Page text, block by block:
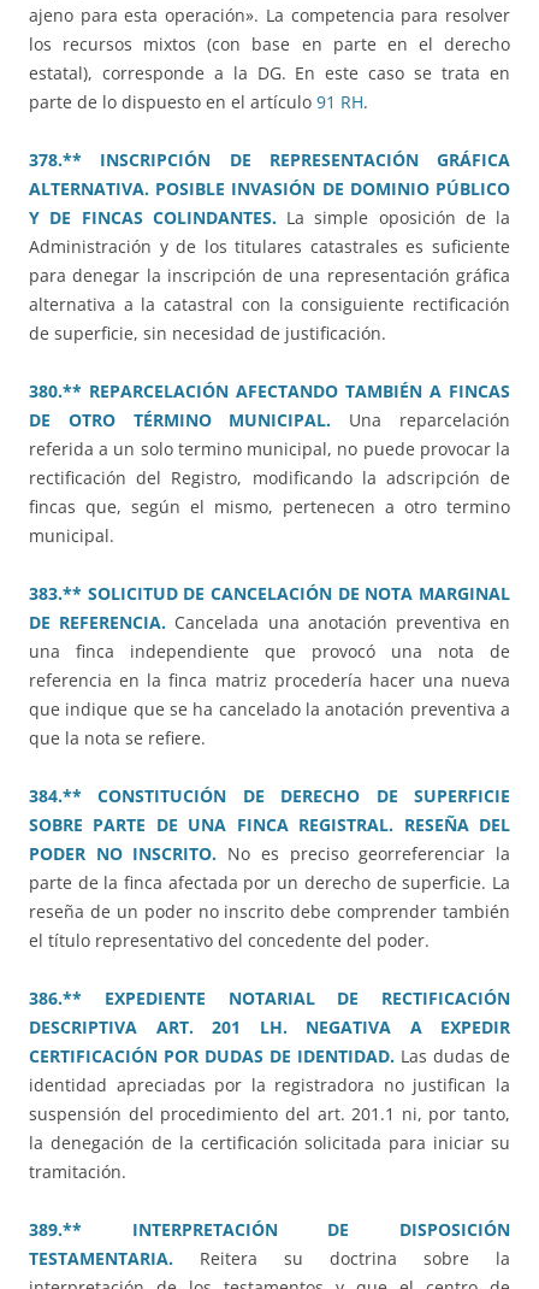
ajeno para esta operación». La competencia para resolver
los recursos mixtos (con base en parte en el derecho
estatal), corresponde a la DG. En este caso se trata en
parte de lo dispuesto en el artículo 91 RH.
378.** INSCRIPCIÓN DE REPRESENTACIÓN GRÁFICA
ALTERNATIVA. POSIBLE INVASIÓN DE DOMINIO PÚBLICO
Y DE FINCAS COLINDANTES.La simple oposición de la
Administración y de los titulares catastrales es suficiente
para denegar la inscripción de una representación gráfica
alternativa a la catastral con la consiguiente rectificación
de superficie, sin necesidad de justificación.
380.** REPARCELACIÓN AFECTANDO TAMBIÉN A FINCAS
DE OTRO TÉRMINO MUNICIPAL.
Una reparcelación
referida a un solo termino municipal, no puede provocar la
rectificación del Registro, modificando la adscripción de
fincas que, según el mismo, pertenecen a otro termino
municipal.
383.** SOLICITUD DE CANCELACIÓN DE NOTA MARGINAL
DE REFERENCIA. Cancelada una anotación preventiva en
una finca independiente que provocó una nota de
referencia en la finca matriz procedería hacer una nueva
que indique que se ha cancelado la anotación preventiva a
que la nota se refiere.
384.** CONSTITUCIÓN DE DERECHO DE SUPERFICIE
SOBRE PARTE DE UNA FINCA REGISTRAL. RESEÑA DEL
PODER NO INSCRITO. No es preciso georreferenciar la
parte de la finca afectada por un derecho de superficie. La
reseña de un poder no inscrito debe comprender también
el título representativo del concedente del poder.
386.** EXPEDIENTE NOTARIAL DE RECTIFICACIÓN
DESCRIPTIVA ART. 201 LH. NEGATIVA A EXPEDIR
CERTIFICACIÓN POR DUDAS DE IDENTIDAD. Las dudas de
identidad apreciadas por la registradora no justifican la
suspensión del procedimiento del art. 201.1 ni, por tanto,
la denegación de la certificación solicitada para iniciar su
tramitación.
389.** INTERPRETACIÓN DE DISPOSICIÓN
TESTAMENTARIA.
Reitera su doctrina sobre la